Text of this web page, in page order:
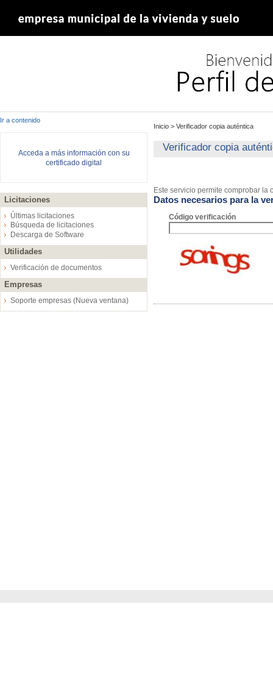
Ir a contenido
Acceda a más información con su
certificado digital
Licitaciones
Últimas licitaciones
Búsqueda de licitaciones
Descarga de Software
Utilidades
Verificación de documentos
Empresas
Soporte empresas (Nueva ventana)
Inicio > Verificador copia auténtica
Verificador copia
Este servicio permite comprobar
Datos necesarios para la
Código verificación